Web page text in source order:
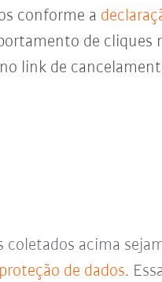
conforme a
de cliques
link de
acima
de dados.